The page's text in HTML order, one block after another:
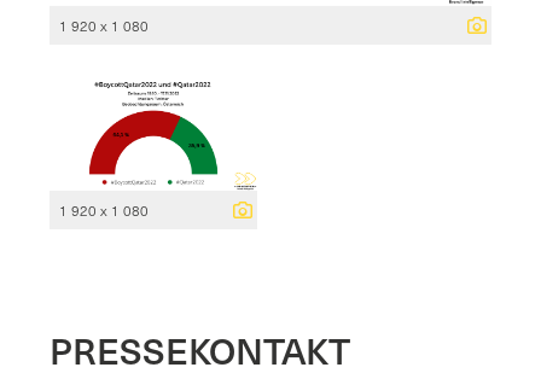
1 920 x 1 080
1 920 x 1 080
PRESSEKONTAKT